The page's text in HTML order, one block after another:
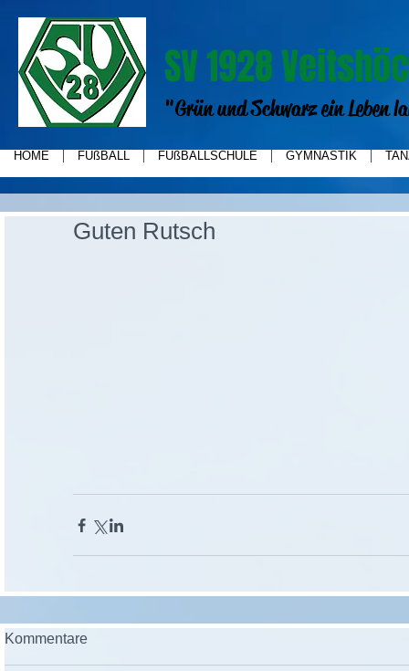
SV 1928
"Grün und Schwarz ein Leben
HOME FUßBALL FUßBALLSCHULE GYMNASTIK
Guten Rutsch
Kommentare